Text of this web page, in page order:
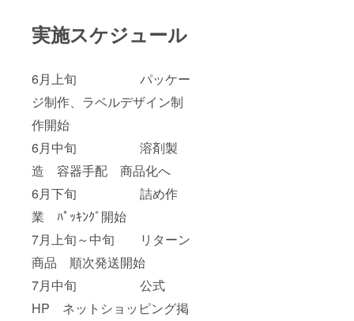
実施スケジュール
6月上旬 パッケー
ジ制作、ラベルデザイン制
作開始
6月中旬 溶剤製
造 容器手配 商品化へ
6月下旬 詰め作
業 ﾊﾟｯｷﾝｸﾞ開始
7月上旬～中旬 リターン
商品 順次発送開始
7月中旬 公式
HP ネットショッピング掲